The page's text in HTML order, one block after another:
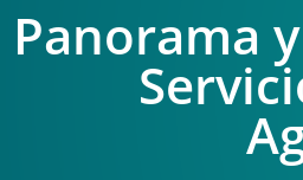
Panorama